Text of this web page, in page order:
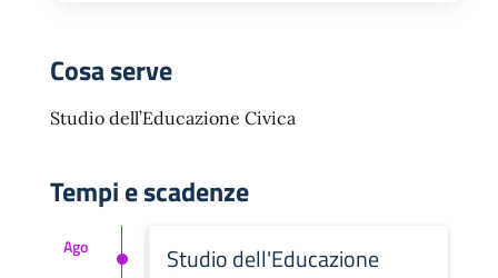
Cosa serve
Studio dell’Educazione Civica
Tempi e scadenze
Studio dell'Educazione
Ago